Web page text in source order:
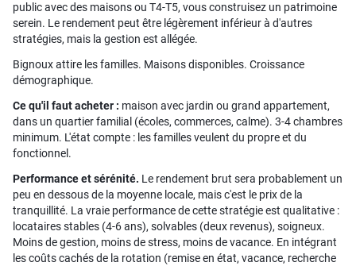
public avec des maisons ou T4-T5, vous construisez un patrimoine
serein. Le rendement peut être légèrement inférieur à d'autres
stratégies, mais la gestion est allégée.
Bignoux attire les familles. Maisons disponibles. Croissance
démographique.
Ce qu'il faut acheter : maison avec jardin ou grand appartement,
dans un quartier familial (écoles, commerces, calme). 3-4 chambres
minimum. L'état compte : les familles veulent du propre et du
fonctionnel.
Performance et sérénité. Le rendement brut sera probablement un
peu en dessous de la moyenne locale, mais c'est le prix de la
tranquillité. La vraie performance de cette stratégie est qualitative :
locataires stables (4-6 ans), solvables (deux revenus), soigneux.
Moins de gestion, moins de stress, moins de vacance. En intégrant
les coûts cachés de la rotation (remise en état, vacance, recherche